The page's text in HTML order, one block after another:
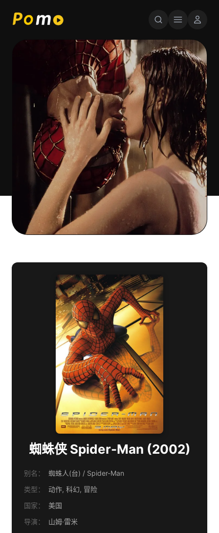
蜘蛛侠 Spider-Man (2002)
别名：
蜘蛛人(台) / Spider-Man
类型：
动作, 科幻, 冒险
国家：
美国
导演：
山姆·雷米